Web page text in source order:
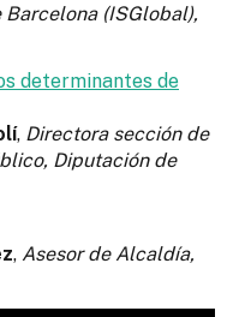
(ISGlobal),
determinantes de
, Directora sección de
Diputación de
, Asesor de Alcaldía,